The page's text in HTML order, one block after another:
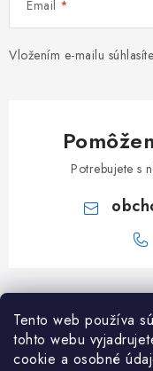
Tento web používa
tohto webu
cookie a osobné
Email
Vložením e-mailu
Potrebujete s
Z
á
Informácie pre vás
O firme
Všetko o nákupe